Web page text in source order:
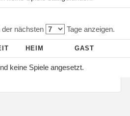
der nächsten Tage anzeigen.
HEIM GAST
keine Spiele angesetzt.